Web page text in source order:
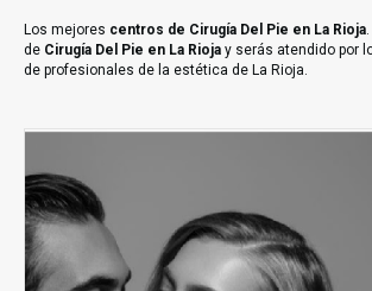
Los mejores centros de Cirugía Del Pie en La Rioja
de Cirugía Del Pie en La Rioja y serás atendido por
de profesionales de la estética de La Rioja.